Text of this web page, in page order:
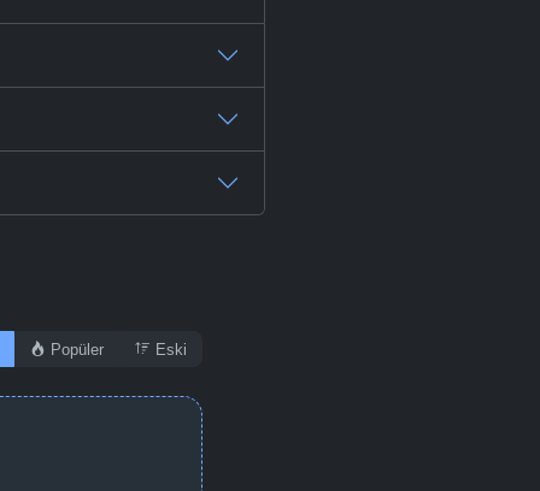
Popüler Eski